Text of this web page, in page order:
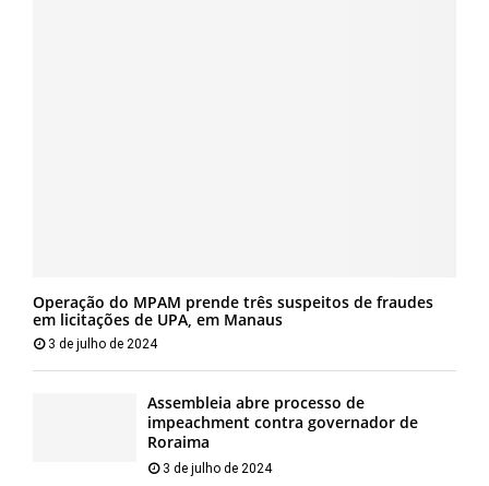
Operação do MPAM prende três suspeitos de fraudes
em licitações de UPA, em Manaus
3 de julho de 2024
Assembleia abre processo de
impeachment contra governador de
Roraima
3 de julho de 2024